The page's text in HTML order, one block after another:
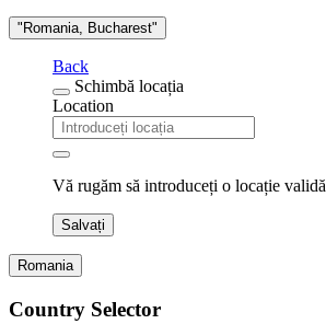
"Romania, Bucharest"
Back
Schimbă locația
Location
Vă rugăm să introduceți o locație validă
Salvați
Romania
Country Selector